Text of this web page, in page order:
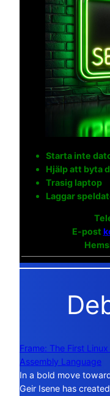
Starta inte
Hjälp att byta
Trasig laptop
Laggar
E-post
Frame: The First
Assembly Language
In a bold move
Geir Isene has